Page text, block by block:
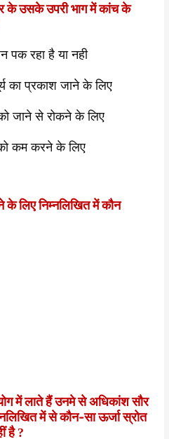
के उसके उपरी भाग में कांच के
पक रहा है या नही
का प्रकाश जाने के लिए
जाने से रोकने के लिए
को कम करने के लिए
के लिए निम्नलिखित में कौन
में लाते हैं उनमे से अधिकांश सौर
में से कौन-सा ऊर्जा स्रोत
है ?